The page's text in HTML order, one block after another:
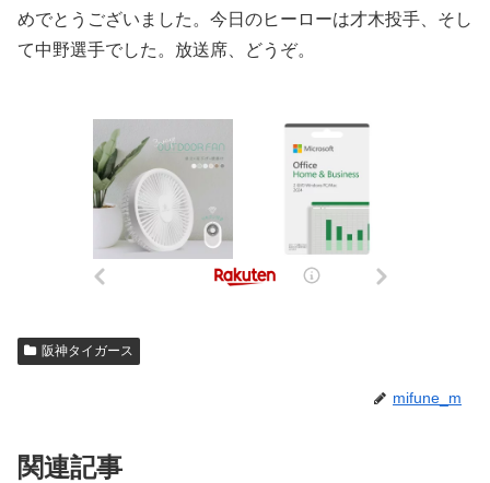
めでとうございました。今日のヒーローは才木投手、そし
て中野選手でした。放送席、どうぞ。
阪神タイガース
mifune_m
関連記事